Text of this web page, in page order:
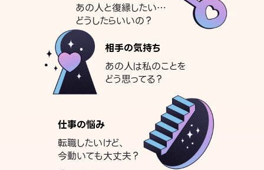
あの人と復縁したい…
どうしたらいいの？
相手の気持ち
あの人は私のことを
どう思ってる？
仕事の悩み
転職したいけど、
今動いても大丈夫？